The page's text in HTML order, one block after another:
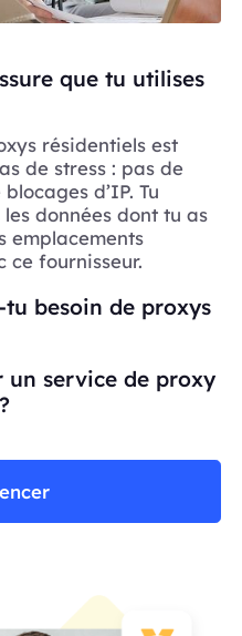
que tu utilises
résidentiels est
de stress : pas de
d’IP. Tu
données dont tu as
emplacements
ce fournisseur.
besoin de proxys
un service de proxy